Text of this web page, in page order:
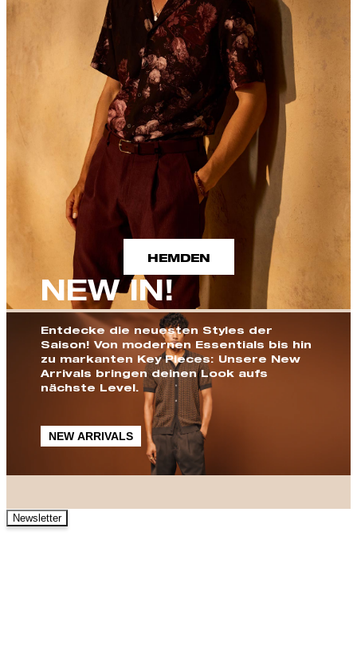
HEMDEN
NEW IN!
Entdecke die neuesten Styles der
Saison! Von modernen Essentials bis hin
zu markanten Key Pieces: Unsere New
Arrivals bringen deinen Look aufs
nächste Level.
NEW ARRIVALS
Newsletter